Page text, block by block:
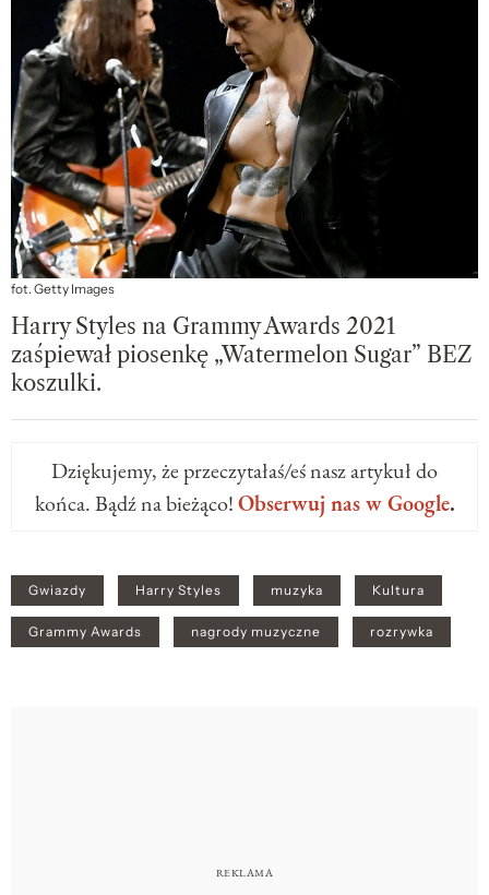
fot. Getty Images
Harry Styles na Grammy Awards 2021
zaśpiewał piosenkę „Watermelon Sugar” BEZ
koszulki.
Dziękujemy, że przeczytałaś/eś nasz artykuł do
końca. Bądź na bieżąco!Obserwuj nas w Google.
Gwiazdy Harry Styles muzyka Kultura
Grammy Awards nagrody muzyczne rozrywka